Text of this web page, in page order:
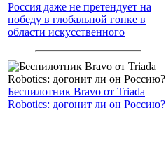
Россия даже не претендует на
победу в глобальной гонке в
области искусственного
Беспилотник Bravo от Triada
Robotics: догонит ли он Россию?